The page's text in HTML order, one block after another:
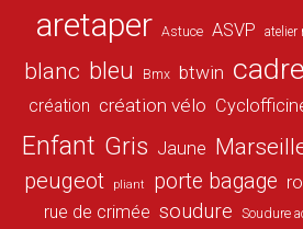
aretaper Astuce ASVP atelier
blanc bleu Bmx btwin cadre
création création vélo
Enfant Gris Jaune
peugeot pliant porte bagage
rue de crimée soudure Soudure